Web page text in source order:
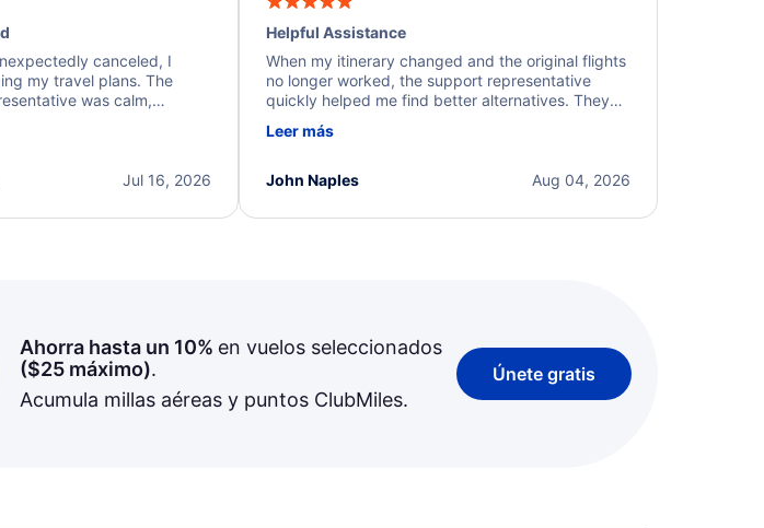
canceled, I
my travel plans. The
was calm,
alternative flight
support andJul 16, 2026
Helpful Assistance
When my itinerary changed and the original flights
no longer worked, the support representative
quickly helped me find better alternatives. They
beyond to resolve the issue. I'm grateful for the
Leer más
Aug 04, 2026
John Naples
Ahorra hasta un 10% en vuelos seleccionados
($25máximo).
Acumula millas aéreas y puntos ClubMiles.
Únete gratis